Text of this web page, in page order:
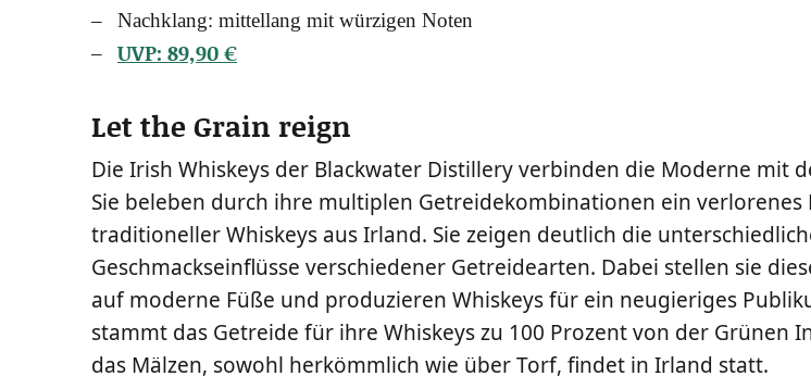
Nach­klang: mit­tel­lang mit wür­zi­gen Noten
UVP: 89,90 €
Let the Grain reign
Die Irish Whis­keys der Black­wa­ter Distil­lery ver­bin­den die Moder­ne mit
Sie bele­ben durch ihre mul­ti­plen Getrei­de­kom­bi­na­tio­nen ein ver­lo­re­nes
tra­di­tio­nel­ler Whis­keys aus Irland. Sie zei­gen deut­lich die
Geschmacks­ein­flüs­se ver­schie­de­ner Getrei­de­ar­ten. Dabei stel­len sie
auf moder­ne Füße und pro­du­zie­ren Whis­keys für ein neu­gie­ri­ges
stammt das Getrei­de für ihre Whis­keys zu 100 Pro­zent von der Grü­nen
das Mäl­zen, sowohl her­kömm­lich wie über Torf, fin­det in Irland statt.